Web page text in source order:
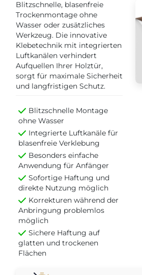
Blitzschnelle, blasenfreie
Trockenmontage ohne
Wasser oder zusätzliches
Werkzeug. Die innovative
Klebetechnik mit integrierten
Luftkanälen verhindert
Aufquellen Ihrer Holztür,
sorgt für maximale Sicherheit
und langfristigen Schutz.
Blitzschnelle Montage
ohne Wasser
Integrierte Luftkanäle für
blasenfreie Verklebung
Besonders einfache
Anwendung für Anfänger
Sofortige Haftung und
direkte Nutzung möglich
Korrekturen während der
Anbringung problemlos
möglich
Sichere Haftung auf
glatten und trockenen
Flächen